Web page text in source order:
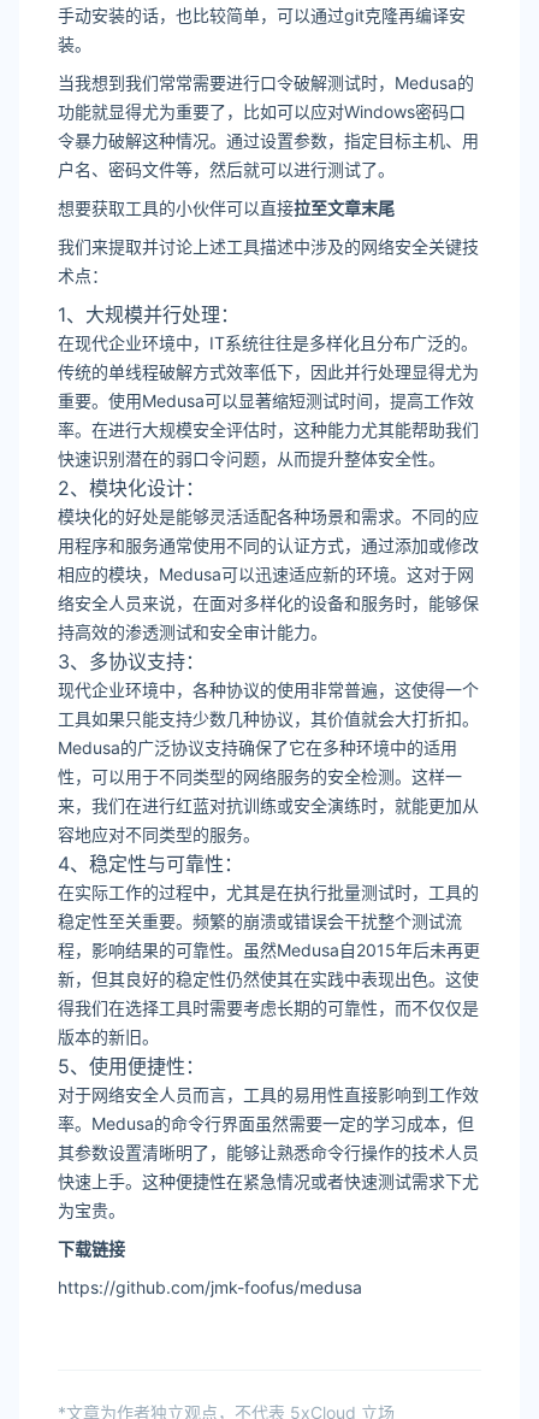
手动安装的话，也比较简单，可以通过git克隆再编译安
装。
当我想到我们常常需要进行口令破解测试时，Medusa的
功能就显得尤为重要了，比如可以应对Windows密码口
令暴力破解这种情况。通过设置参数，指定目标主机、用
户名、密码文件等，然后就可以进行测试了。
想要获取工具的小伙伴可以直接拉至文章末尾
我们来提取并讨论上述工具描述中涉及的网络安全关键技
术点：
1、大规模并行处理：
在现代企业环境中，IT系统往往是多样化且分布广泛的。
传统的单线程破解方式效率低下，因此并行处理显得尤为
重要。使用Medusa可以显著缩短测试时间，提高工作效
率。在进行大规模安全评估时，这种能力尤其能帮助我们
快速识别潜在的弱口令问题，从而提升整体安全性。
2、模块化设计：
模块化的好处是能够灵活适配各种场景和需求。不同的应
用程序和服务通常使用不同的认证方式，通过添加或修改
相应的模块，Medusa可以迅速适应新的环境。这对于网
络安全人员来说，在面对多样化的设备和服务时，能够保
持高效的渗透测试和安全审计能力。
3、多协议支持：
现代企业环境中，各种协议的使用非常普遍，这使得一个
工具如果只能支持少数几种协议，其价值就会大打折扣。
Medusa的广泛协议支持确保了它在多种环境中的适用
性，可以用于不同类型的网络服务的安全检测。这样一
来，我们在进行红蓝对抗训练或安全演练时，就能更加从
容地应对不同类型的服务。
4、稳定性与可靠性：
在实际工作的过程中，尤其是在执行批量测试时，工具的
稳定性至关重要。频繁的崩溃或错误会干扰整个测试流
程，影响结果的可靠性。虽然Medusa自2015年后未再更
新，但其良好的稳定性仍然使其在实践中表现出色。这使
得我们在选择工具时需要考虑长期的可靠性，而不仅仅是
版本的新旧。
5、使用便捷性：
对于网络安全人员而言，工具的易用性直接影响到工作效
率。Medusa的命令行界面虽然需要一定的学习成本，但
其参数设置清晰明了，能够让熟悉命令行操作的技术人员
快速上手。这种便捷性在紧急情况或者快速测试需求下尤
为宝贵。
下载链接
https://github.com/jmk-foofus/medusa
*文章为作者独立观点，不代表 5xCloud 立场